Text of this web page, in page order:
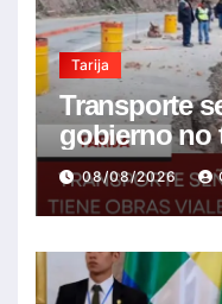
Tarija
Transporte
gobierno no
nuevas que
anterior
08/08/2026